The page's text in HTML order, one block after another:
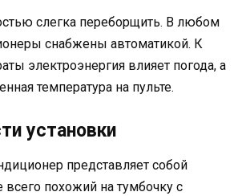
слегка переборщить. В любом
снабжены автоматикой. К
электроэнергия влияет погода, а
температура на пульте.
установки
представляет собой
похожий на тумбочку с